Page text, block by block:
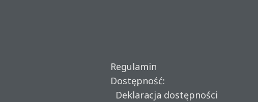
Regulamin
Dostępność:
Deklaracja dostępności